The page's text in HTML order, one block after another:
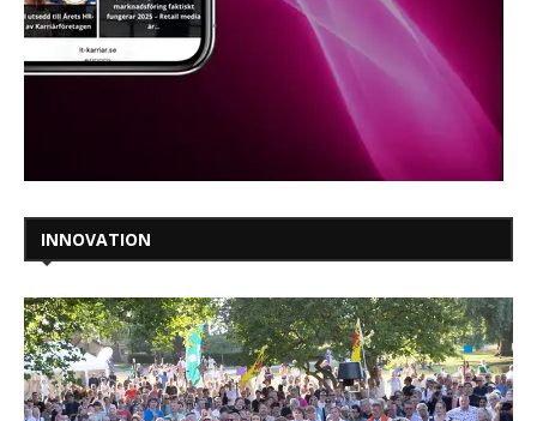
INNOVATION